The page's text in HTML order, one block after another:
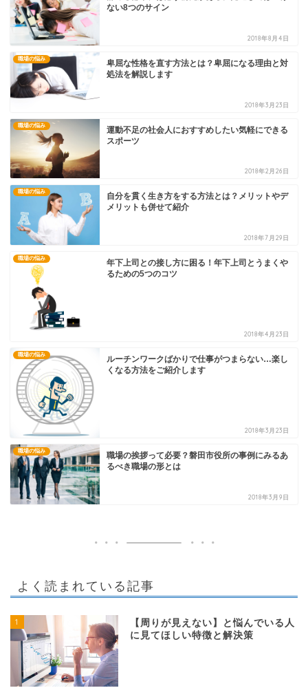
ない8つのサイン
2018年8月4日
職場の悩み
卑屈な性格を直す方法とは？卑屈になる理由と対
処法を解説します
2018年3月23日
職場の悩み
運動不足の社会人におすすめしたい気軽にできる
スポーツ
2018年2月26日
職場の悩み
自分を貫く生き方をする方法とは？メリットやデ
メリットも併せて紹介
2018年7月29日
職場の悩み
年下上司との接し方に困る！年下上司とうまくや
るための5つのコツ
2018年4月23日
職場の悩み
ルーチンワークばかりで仕事がつまらない…楽し
くなる方法をご紹介します
2018年3月23日
職場の悩み
職場の挨拶って必要？磐田市役所の事例にみるあ
るべき職場の形とは
2018年3月9日
よく読まれている記事
1
【周りが見えない】と悩んでいる人
に見てほしい特徴と解決策